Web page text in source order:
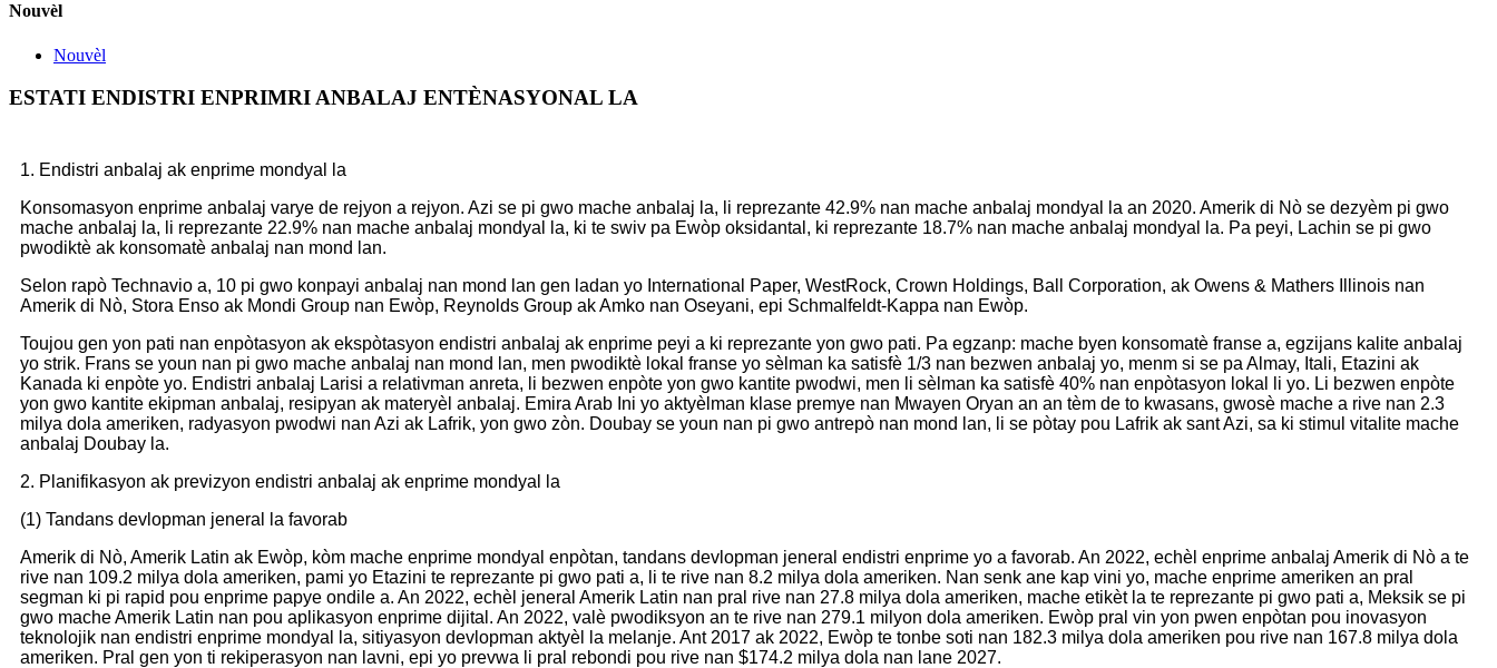
Nouvèl
Nouvèl
ESTATI ENDISTRI ENPRIMRI ANBALAJ ENTÈNASYONAL LA
1. Endistri anbalaj ak enprime mondyal la
Konsomasyon enprime anbalaj varye de rejyon a rejyon. Azi se pi gwo mache anbalaj la, li reprezante 42.9% nan mache anbalaj mondyal la an 2020. Amerik di Nò se dezyèm pi gwo
mache anbalaj la, li reprezante 22.9% nan mache anbalaj mondyal la, ki te swiv pa Ewòp oksidantal, ki reprezante 18.7% nan mache anbalaj mondyal la. Pa peyi, Lachin se pi gwo
pwodiktè ak konsomatè anbalaj nan mond lan.
Selon rapò Technavio a, 10 pi gwo konpayi anbalaj nan mond lan gen ladan yo International Paper, WestRock, Crown Holdings, Ball Corporation, ak Owens & Mathers Illinois nan
Amerik di Nò, Stora Enso ak Mondi Group nan Ewòp, Reynolds Group ak Amko nan Oseyani, epi Schmalfeldt-Kappa nan Ewòp.
Toujou gen yon pati nan enpòtasyon ak ekspòtasyon endistri anbalaj ak enprime peyi a ki reprezante yon gwo pati. Pa egzanp: mache byen konsomatè franse a, egzijans kalite anbalaj
yo strik. Frans se youn nan pi gwo mache anbalaj nan mond lan, men pwodiktè lokal franse yo sèlman ka satisfè 1/3 nan bezwen anbalaj yo, menm si se pa Almay, Itali, Etazini ak
Kanada ki enpòte yo. Endistri anbalaj Larisi a relativman anreta, li bezwen enpòte yon gwo kantite pwodwi, men li sèlman ka satisfè 40% nan enpòtasyon lokal li yo. Li bezwen enpòte
yon gwo kantite ekipman anbalaj, resipyan ak materyèl anbalaj. Emira Arab Ini yo aktyèlman klase premye nan Mwayen Oryan an an tèm de to kwasans, gwosè mache a rive nan 2.3
milya dola ameriken, radyasyon pwodwi nan Azi ak Lafrik, yon gwo zòn. Doubay se youn nan pi gwo antrepò nan mond lan, li se pòtay pou Lafrik ak sant Azi, sa ki stimul vitalite mache
anbalaj Doubay la.
2. Planifikasyon ak previzyon endistri anbalaj ak enprime mondyal la
(1) Tandans devlopman jeneral la favorab
Amerik di Nò, Amerik Latin ak Ewòp, kòm mache enprime mondyal enpòtan, tandans devlopman jeneral endistri enprime yo a favorab. An 2022, echèl enprime anbalaj Amerik di Nò a te
rive nan 109.2 milya dola ameriken, pami yo Etazini te reprezante pi gwo pati a, li te rive nan 8.2 milya dola ameriken. Nan senk ane kap vini yo, mache enprime ameriken an pral
segman ki pi rapid pou enprime papye ondile a. An 2022, echèl jeneral Amerik Latin nan pral rive nan 27.8 milya dola ameriken, mache etikèt la te reprezante pi gwo pati a, Meksik se pi
gwo mache Amerik Latin nan pou aplikasyon enprime dijital. An 2022, valè pwodiksyon an te rive nan 279.1 milyon dola ameriken. Ewòp pral vin yon pwen enpòtan pou inovasyon
teknolojik nan endistri enprime mondyal la, sitiyasyon devlopman aktyèl la melanje. Ant 2017 ak 2022, Ewòp te tonbe soti nan 182.3 milya dola ameriken pou rive nan 167.8 milya dola
ameriken. Pral gen yon ti rekiperasyon nan lavni, epi yo prevwa li pral rebondi pou rive nan $174.2 milya dola nan lane 2027.